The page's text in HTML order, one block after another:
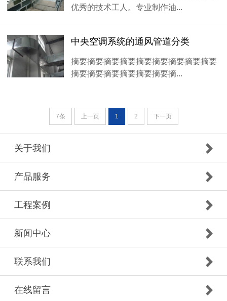
优秀的技术工人。专业制作油...
中央空调系统的通风管道分类
摘要摘要摘要摘要摘要摘要摘要摘要摘要
摘要摘要摘要摘要摘要摘要摘...
7条 上一页 1 2 下一页
关于我们
产品服务
工程案例
新闻中心
联系我们
在线留言